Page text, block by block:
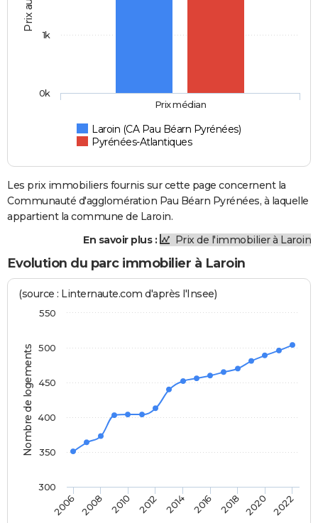
Laroin (CA Pau Béarn Pyrénées)
Pyrénées-Atlantiques
Prix médian
0k
1k
Les prix immobiliers fournis sur cette page concernent la
Communauté d'agglomération Pau Béarn Pyrénées, à laquelle
appartient la commune de Laroin.
En savoir plus :
Prix de l'immobilier à Laroin
Evolution du parc immobilier à Laroin
Nombre de logements
(source : Linternaute.com d'après l'Insee)
2006 2008 2010 2012 2014 2016 2018 2020 2022
300
350
400
450
500
550